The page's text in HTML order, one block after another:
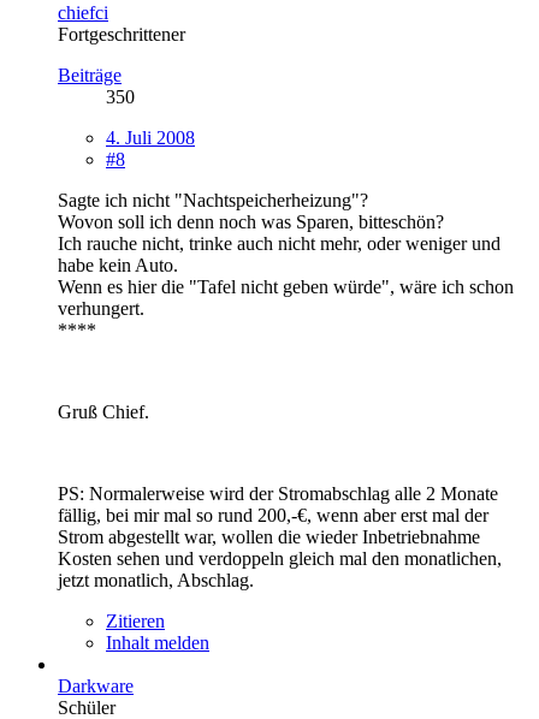
chiefci
Fortgeschrittener
Beiträge
350
4. Juli 2008
#8
Sagte ich nicht "Nachtspeicherheizung"?
Wovon soll ich denn noch was Sparen, bitteschön?
Ich rauche nicht, trinke auch nicht mehr, oder weniger und
habe kein Auto.
Wenn es hier die "Tafel nicht geben würde", wäre ich schon
verhungert.
****
Gruß Chief.
PS: Normalerweise wird der Stromabschlag alle 2 Monate
fällig, bei mir mal so rund 200,-€, wenn aber erst mal der
Strom abgestellt war, wollen die wieder Inbetriebnahme
Kosten sehen und verdoppeln gleich mal den monatlichen,
jetzt monatlich, Abschlag.
Zitieren
Inhalt melden
Darkware
Schüler